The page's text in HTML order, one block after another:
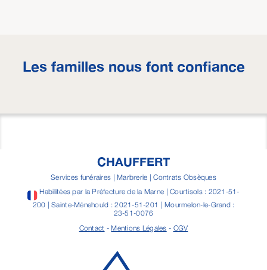
Les familles nous font confiance
CHAUFFERT
Services funéraires | Marbrerie | Contrats Obsèques
Habilitées par la Préfecture de la Marne | Courtisols : 2021-51-
200 | Sainte-Ménehould : 2021-51-201 | Mourmelon-le-Grand :
23-51-0076
Contact -Mentions Légales - CGV